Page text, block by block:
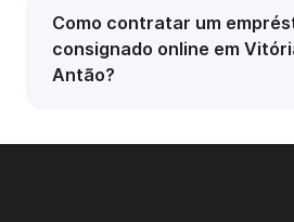
Como contratar um
consignado online em
Antão?